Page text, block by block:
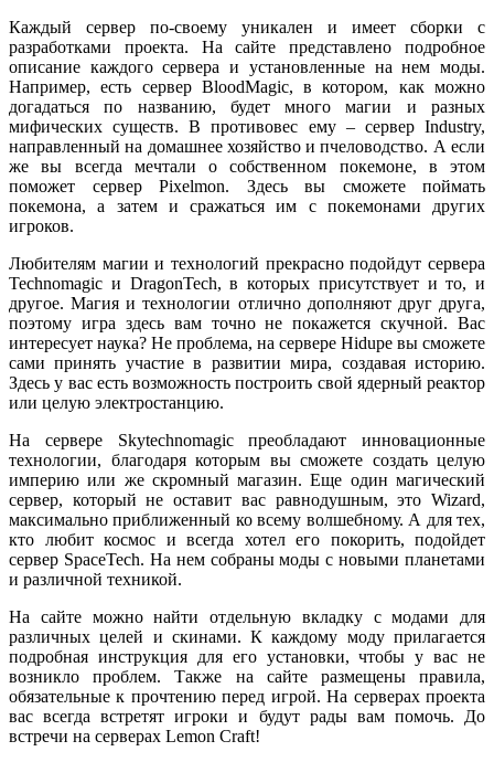
Каждый сервер по-своему уникален и имеет сборки с
разработками проекта. На сайте представлено подробное
описание каждого сервера и установленные на нем моды.
Например, есть сервер BloodMagic, в котором, как можно
догадаться по названию, будет много магии и разных
мифических существ. В противовес ему – сервер Industry,
направленный на домашнее хозяйство и пчеловодство. А если
же вы всегда мечтали о собственном покемоне, в этом
поможет сервер Pixelmon. Здесь вы сможете поймать
покемона, а затем и сражаться им с покемонами других
игроков.
Любителям магии и технологий прекрасно подойдут сервера
Technomagic и DragonTech, в которых присутствует и то, и
другое. Магия и технологии отлично дополняют друг друга,
поэтому игра здесь вам точно не покажется скучной. Вас
интересует наука? Не проблема, на сервере Hidupe вы сможете
сами принять участие в развитии мира, создавая историю.
Здесь у вас есть возможность построить свой ядерный реактор
или целую электростанцию.
На сервере Skytechnomagic преобладают инновационные
технологии, благодаря которым вы сможете создать целую
империю или же скромный магазин. Еще один магический
сервер, который не оставит вас равнодушным, это Wizard,
максимально приближенный ко всему волшебному. А для тех,
кто любит космос и всегда хотел его покорить, подойдет
сервер SpaceTech. На нем собраны моды с новыми планетами
и различной техникой.
На сайте можно найти отдельную вкладку с модами для
различных целей и скинами. К каждому моду прилагается
подробная инструкция для его установки, чтобы у вас не
возникло проблем. Также на сайте размещены правила,
обязательные к прочтению перед игрой. На серверах проекта
вас всегда встретят игроки и будут рады вам помочь. До
встречи на серверах Lemon Craft!